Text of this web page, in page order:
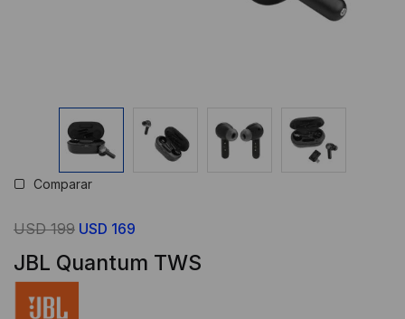
Comparar
JBL Quantum TWS
USD199 El
precio
original
USD 169
precio
actual